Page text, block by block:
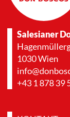
Salesianer
1030 Wien
+43 1 878 39